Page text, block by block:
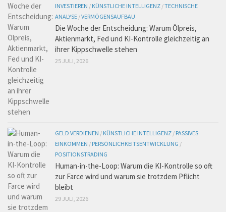
INVESTIEREN / KÜNSTLICHE INTELLIGENZ /TECHNISCHE
ANALYSE /VERMÖGENSAUFBAU
Die Woche der Entscheidung: Warum Ölpreis,
Aktienmarkt, Fed und KI-Kontrolle gleichzeitig an
ihrer Kippschwelle stehen
25 JULI, 2026
GELD VERDIENEN / KÜNSTLICHE INTELLIGENZ / PASSIVES
EINKOMMEN / PERSÖNLICHKEITSENTWICKLUNG /
POSITIONSTRADING
Human-in-the-Loop: Warum die KI-Kontrolle so oft
zur Farce wird und warum sie trotzdem Pflicht
bleibt
29 JULI, 2026